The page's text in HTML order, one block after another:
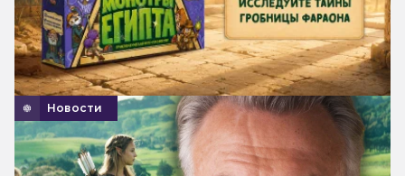
Новости